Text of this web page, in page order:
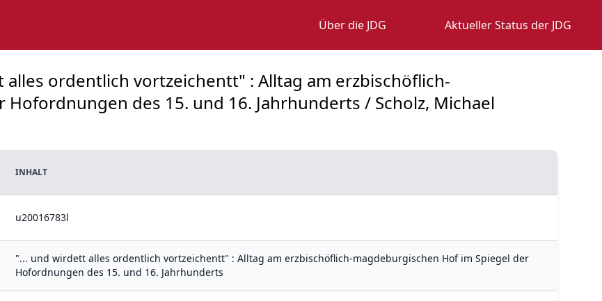
Über die JDG Aktueller Status der JDG
ordentlich vortzeichentt" : Alltag am erzbischöflich-
des 15. und 16. Jahrhunderts / Scholz, Michael
INHALT
u20016783l
"... und wirdett alles ordentlich vortzeichentt" : Alltag am erzbischöflich-magdeburgischen Hof im Spiegel der
Hofordnungen des 15. und 16. Jahrhunderts